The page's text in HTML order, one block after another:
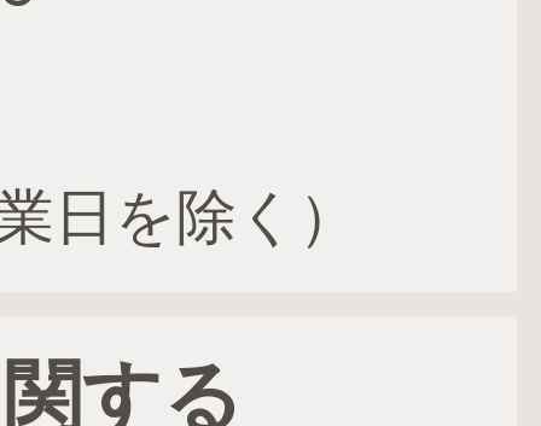
日を除く）
する